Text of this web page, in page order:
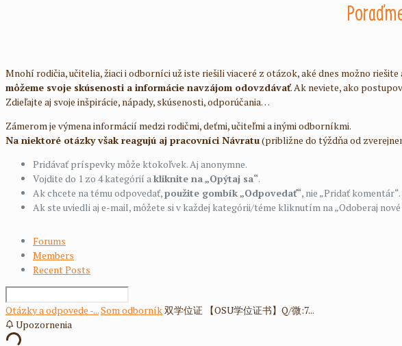
Mnohí rodičia, učitelia, žiaci i odborníci už iste riešili viaceré z otázok, aké dnes možno
môžeme svoje skúsenosti a informácie navzájom odovzdávať. Ak neviete, ako
Zdieľajte aj svoje inšpirácie, nápady, skúsenosti, odporúčania…
Zámerom je výmena informácií medzi rodičmi, deťmi, učiteľmi a inými odborníkmi.
Na niektoré otázky však reagujú aj pracovníci Návratu(približne do týždňa od
Pridávať príspevky môže ktokoľvek. Aj anonymne.
Vojdite do 1 zo 4 kategórií akliknite na „Opýtaj sa“.
Ak chcete na tému odpovedať,použite gombík „Odpovedať“, nie „Pridať
Ak ste uviedli aj e-mail, môžete si v každej kategórii/téme kliknutím na „Odoberaj
Forums
Members
Recent Posts
Otázky a odpovede -...Som odborník双学位证 【OSU学位证书】Q/微:7...
Upozornenia